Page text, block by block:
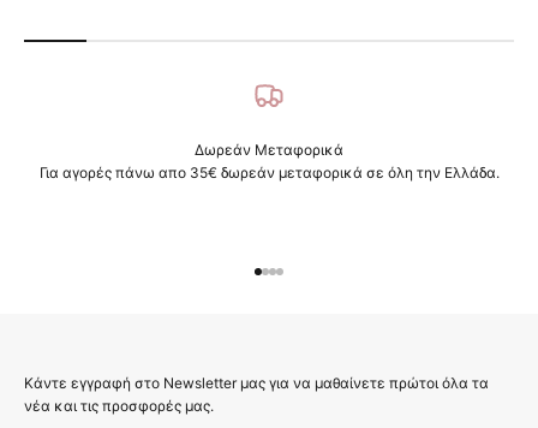
Δωρεάν Μεταφορικά
Για αγορές πάνω απο 35€ δωρεάν μεταφορικά σε όλη την Ελλάδα.
Κάντε εγγραφή στο Newsletter μας για να μαθαίνετε πρώτοι όλα τα
νέα και τις προσφορές μας.